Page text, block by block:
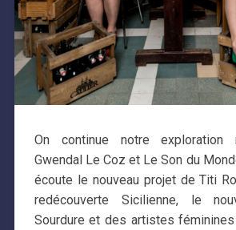
On continue notre exploration
Gwendal Le Coz et Le Son du
écoute le nouveau projet de Titi
redécouverte Sicilienne, le
Sourdure et des artistes